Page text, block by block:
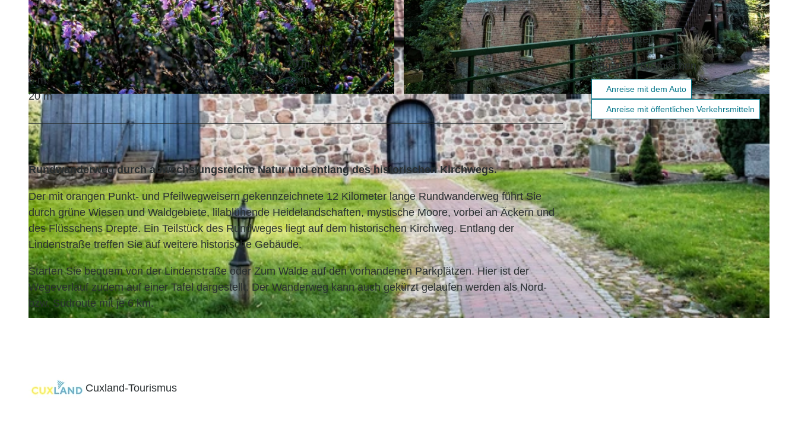
© Florian Trykowski, Cuxland-Tourismus, Fotograf Florian Trykowski | CC-BY © Florian Trykowski, Cuxland Tourismus, Fotograf Florian Trykwoski | CC-BY
3:00 h
12,28 km
20 m
20 m
6 m
26 m
20 m
Rundwanderweg durch abwechslungsreiche Natur und entlang des historischen Kirchwegs.
Der mit orangen Punkt- und Pfeilwegweisern gekennzeichnete 12 Kilometer lange Rundwanderweg führt Sie
durch grüne Wiesen und Waldgebiete, lilablühende Heidelandschaften, mystische Moore, vorbei an Äckern und
des Flüsschens Drepte. Ein Teilstück des Rundweges liegt auf dem historischen Kirchweg. Entlang der
Lindenstraße treffen Sie auf weitere historische Gebäude.
Starten Sie bequem von der Lindenstraße oder Zum Walde auf den vorhandenen Parkplätzen. Hier ist der
Wegeverlauf zudem auf einer Tafel dargestellt. Der Wanderweg kann auch gekürzt gelaufen werden als Nord-
bzw. Südroute mit je 6 km.
Cuxland-Tourismus
Kontaktdaten
Hagen im Bremischen
Anreise mit dem Auto
Anreise mit öffentlichen Verkehrsmitteln